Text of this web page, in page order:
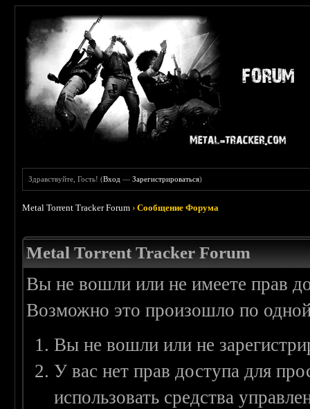
Здравствуйте, Гость! (Вход —Зарегистрироваться)
Metal Torrent Tracker Forum ›Сообщение Форума
Metal Torrent Tracker Forum
Вы не вошли или не имеете прав
Возможно это произошло по
Вы не вошли или не
У вас нет прав доступа для
использовать средства